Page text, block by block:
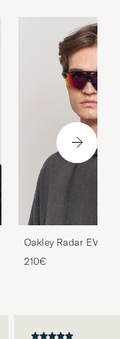
Oakley Radar EV
Matte Black
210€